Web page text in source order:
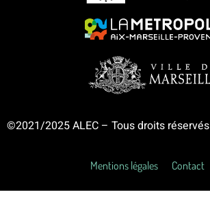
©2021/2025 ALEC – Tous droits réservés
Mentions légales Contact